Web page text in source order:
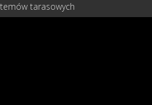
tarasowych